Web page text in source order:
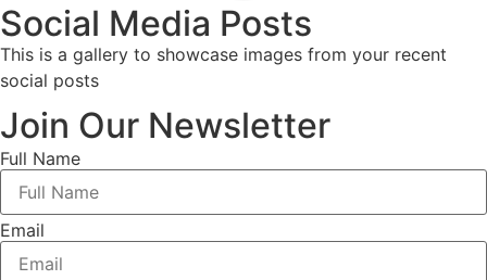
Social Media Posts
This is a gallery to showcase images from your recent
social posts
Join Our Newsletter
Full Name
Email